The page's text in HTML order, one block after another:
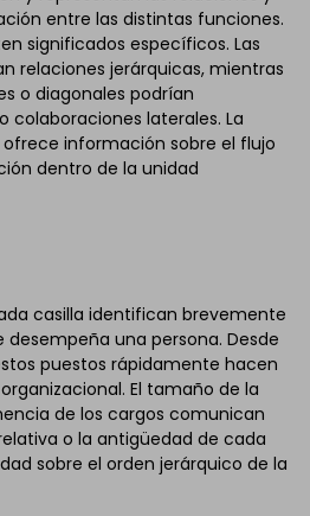
entre las distintas funciones.
significados específicos. Las
relaciones jerárquicas, mientras
o diagonales podrían
colaboraciones laterales. La
información sobre el flujo
dentro de la unidad
casilla identifican brevemente
una persona. Desde
puestos rápidamente hacen
El tamaño de la
de los cargos comunican
o la antigüedad de cada
sobre el orden jerárquico de la